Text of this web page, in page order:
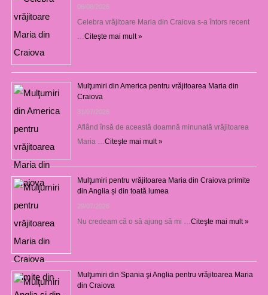
06/08/2026
Celebra vrăjitoare Maria din Craiova s-a întors recent
Citeşte mai mult »
Mulţumiri din America pentru vrăjitoarea Maria din
Craiova
31/07/2026
Aflând însă de această doamnă minunată vrăjitoarea
Maria … Citeşte mai mult »
Mulţumiri pentru vrăjitoarea Maria din Craiova primite
din Anglia și din toată lumea
29/07/2026
Nu credeam că o să ajung să mi … Citeşte mai mult »
Mulţumiri din Spania şi Anglia pentru vrăjitoarea Maria
din Craiova